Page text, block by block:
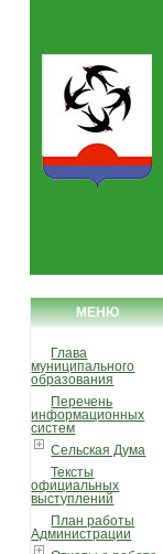
МЕНЮ
Глава
муниципального
образования
Перечень
информационных
систем
Сельская Дума
Тексты
официальных
выступлений
План работы
Администрации